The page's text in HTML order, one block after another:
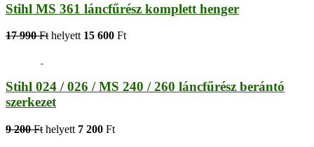
Stihl MS 361 láncfűrész komplett henger
17 990 Ft helyett 15 600 Ft
Stihl 024 / 026 / MS 240 / 260 láncfűrész berántó
szerkezet
9 200 Ft helyett 7 200 Ft